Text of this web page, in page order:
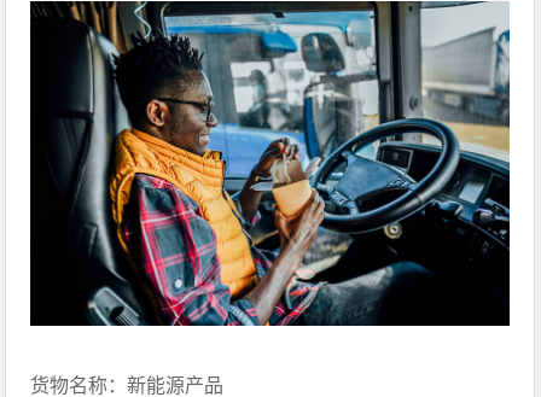
货物名称：新能源产品